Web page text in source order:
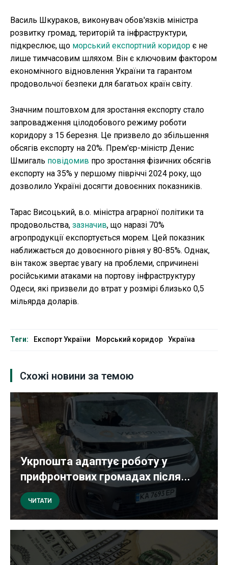
Василь Шкураков, виконувач обов'язків міністра
розвитку громад, територій та інфраструктури,
підкреслює, що морський експортний коридор є не
лише тимчасовим шляхом. Він є ключовим фактором
економічного відновлення України та гарантом
продовольчої безпеки для багатьох країн світу.
Значним поштовхом для зростання експорту стало
запровадження цілодобового режиму роботи
коридору з 15 березня. Це призвело до збільшення
обсягів експорту на 20%. Прем'єр-міністр Денис
Шмигаль повідомив про зростання фізичних обсягів
експорту на 35% у першому півріччі 2024 року, що
дозволило Україні досягти довоєнних показників.
Тарас Висоцький, в.о. міністра аграрної політики та
продовольства, зазначив, що наразі 70%
агропродукції експортується морем. Цей показник
наближається до довоєнного рівня у 80-85%. Однак,
він також звертає увагу на проблеми, спричинені
російськими атаками на портову інфраструктуру
Одеси, які призвели до втрат у розмірі близько 0,5
мільярда доларів.
Теги: Експорт України Морський коридор Україна
Схожі новини за темою
Укрпошта адаптує роботу у
прифронтових громадах після...
ЧИТАТИ